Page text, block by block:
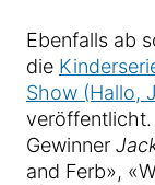
Ebenfalls ab
die
Show (Hallo,
veröffentlicht.
Gewinner
and Ferb»,